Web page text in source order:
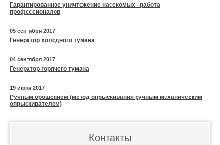
Гарантированное уничтожение насекомых - работа
профессионалов
05 сентября 2017
Генератор холодного тумана
04 сентября 2017
Генератор горячего тумана
19 июня 2017
Ручным орошением (метод опрыскивания ручным механическим
опрыскивателем)
Контакты